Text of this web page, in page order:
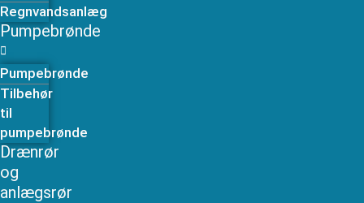
Regnvandsanlæg
Pumpebrønde
Pumpebrønde
Tilbehør
til
pumpebrønde
Drænrør
og
anlægsrør